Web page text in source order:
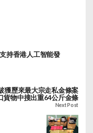
持香港人工智能發
獲歷來最大宗走私金條案
貨物中搜出重64公斤金條
Next Post